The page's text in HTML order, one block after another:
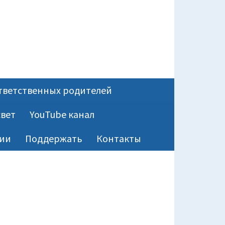
родителей
YouTube канал
Поддержать Контакты